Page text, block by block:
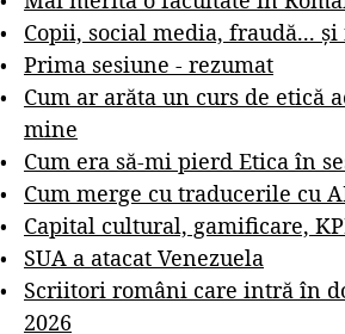
Copii, social media, fraudă...
Prima sesiune - rezumat
Cum ar arăta un curs de etică
mine
Cum era să-mi pierd Etica în
Cum merge cu traducerile cu
Capital cultural, gamificare,
SUA a atacat Venezuela
Scriitori români care intră în
2026